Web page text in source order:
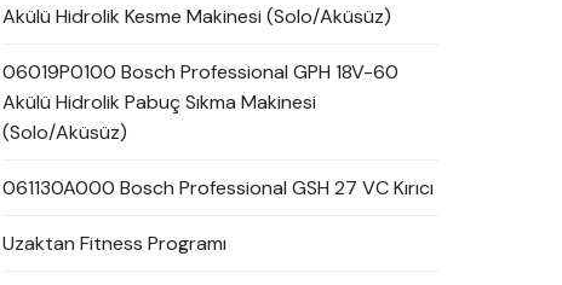
Akülü Hidrolik Kesme Makinesi (Solo/Aküsüz)
06019P0100 Bosch Professional GPH 18V-60
Akülü Hidrolik Pabuç Sıkma Makinesi
(Solo/Aküsüz)
061130A000 Bosch Professional GSH 27 VC Kırıcı
Uzaktan Fitness Programı